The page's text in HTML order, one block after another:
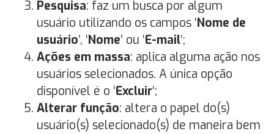
Pesquisa: faz um busca por algum
usuário utilizando os campos ‘Nome de
usuário’, ‘Nome’ ou ‘E-mail’;
Ações em massa: aplica alguma ação nos
usuários selecionados. A única opção
disponível é o ‘Excluir’;
Alterar função: altera o papel do(s)
usuário(s) selecionado(s) de maneira bem